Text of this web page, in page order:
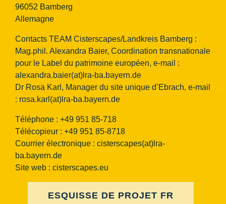
96052 Bamberg
Allemagne
Contacts TEAM Cisterscapes/Landkreis Bamberg :
Mag.phil. Alexandra Baier, Coordination transnationale
pour le Label du patrimoine européen, e-mail :
alexandra.baier(at)lra-ba.bayern.de
Dr Rosa Karl, Manager du site unique d’Ebrach, e-mail
: rosa.karl(at)lra-ba.bayern.de
Téléphone : +49 951 85-718
Télécopieur : +49 951 85-8718
Courrier électronique : cisterscapes(at)lra-
ba.bayern.de
Site web : cisterscapes.eu
ESQUISSE DE PROJET FR